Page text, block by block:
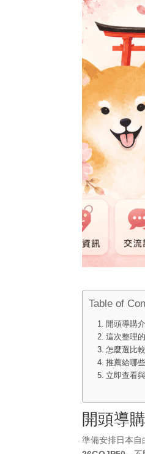
Table of
開頭導購
這次整理
怎麼選比
推薦給哪
立即查看
開頭導
準備安排日本自